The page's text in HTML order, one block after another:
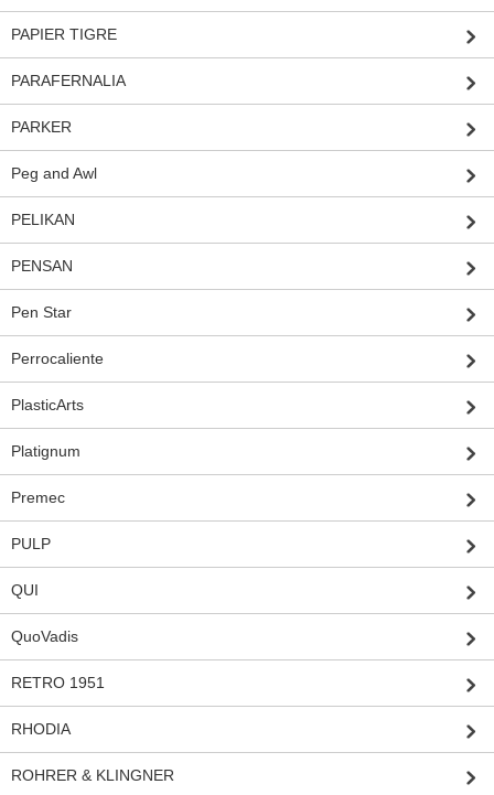
PAPIER TIGRE
PARAFERNALIA
PARKER
Peg and Awl
PELIKAN
PENSAN
Pen Star
Perrocaliente
PlasticArts
Platignum
Premec
PULP
QUI
QuoVadis
RETRO 1951
RHODIA
ROHRER & KLINGNER